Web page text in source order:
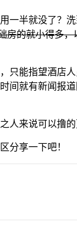
一半就没了？洗
房的就小得多
只能指望酒店
间就有新闻报
人来说可以撸的
分享一下吧！